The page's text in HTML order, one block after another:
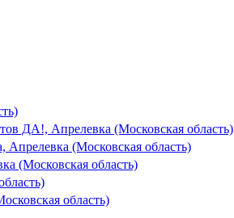
ДА!, Апрелевка (Московская область)
(Московская область)
(Московская область)
область)